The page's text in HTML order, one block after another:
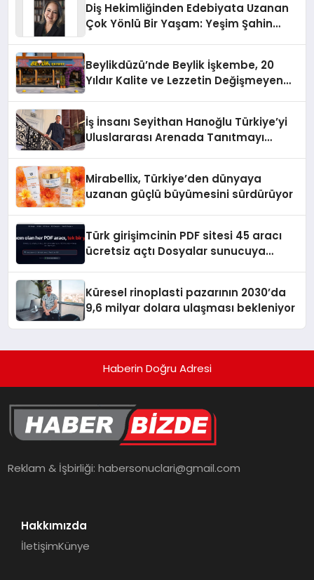
Diş Hekimliğinden Edebiyata Uzanan
Çok Yönlü Bir Yaşam: Yeşim Şahin
Beylikdüzü’nde Beylik İşkembe, 20
Yıldır Kalite ve Lezzetin Değişmeyen
İş İnsanı Seyithan Hanoğlu Türkiye’yi
Uluslararası Arenada Tanıtmayı
Mirabellix, Türkiye’den dünyaya
uzanan güçlü büyümesini sürdürüyor
Türk girişimcinin PDF sitesi 45 aracı
ücretsiz açtı Dosyalar sunucuya
Küresel rinoplasti pazarının 2030’da
9,6 milyar dolara ulaşması bekleniyor
Haberin Doğru Adresi
Reklam & İşbirliği:habersonuclari@gmail.com
Hakkımızda
İletişimKünye